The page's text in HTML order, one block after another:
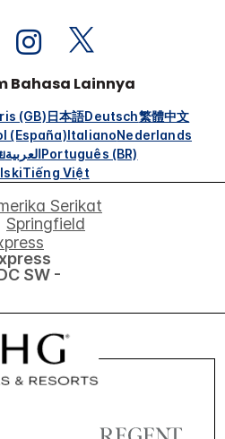
Bahasa Lainnya
(GB)日本語Deutsch繁體中文
(España)ItalianoNederlands
العربيةPortuguês (BR)
Tiếng Việt
Serikat
Springfield
SW -